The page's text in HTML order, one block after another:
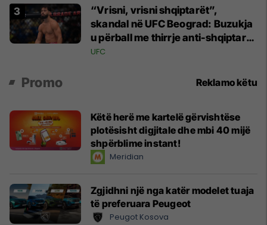
“Vrisni, vrisni shqiptarët”,
skandal në UFC Beograd: Buzukja
u përball me thirrje anti-shqiptare
nga tribunat
UFC
Promo Reklamo këtu
Këtë herë me kartelë gërvishtëse
plotësisht digjitale dhe mbi 40 mijë
shpërblime instant!
Meridian
Zgjidhni një nga katër modelet tuaja
të preferuara Peugeot
Peugot Kosova